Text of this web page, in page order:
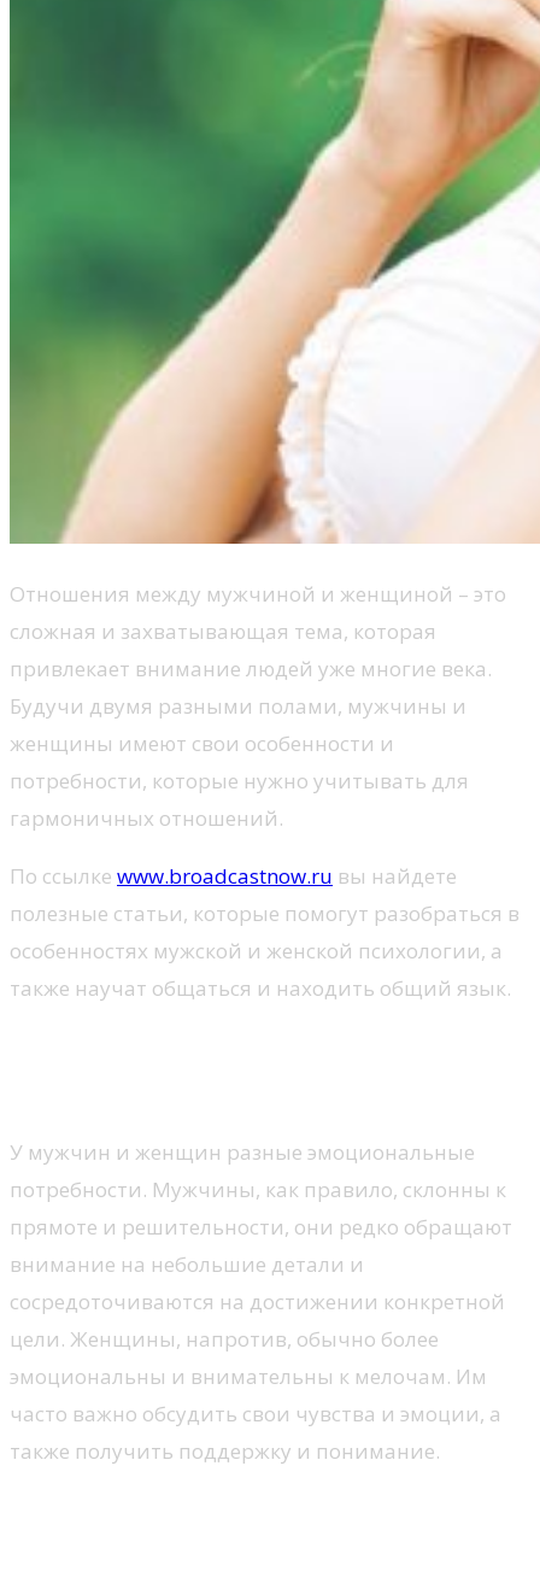
Отношения между мужчиной и женщиной – это
сложная и захватывающая тема, которая
привлекает внимание людей уже многие века.
Будучи двумя разными полами, мужчины и
женщины имеют свои особенности и
потребности, которые нужно учитывать для
гармоничных отношений.
По ссылке www.broadcastnow.ru вы найдете
полезные статьи, которые помогут разобраться в
особенностях мужской и женской психологии, а
также научат общаться и находить общий язык.
У мужчин и женщин разные эмоциональные
потребности. Мужчины, как правило, склонны к
прямоте и решительности, они редко обращают
внимание на небольшие детали и
сосредоточиваются на достижении конкретной
цели. Женщины, напротив, обычно более
эмоциональны и внимательны к мелочам. Им
часто важно обсудить свои чувства и эмоции, а
также получить поддержку и понимание.